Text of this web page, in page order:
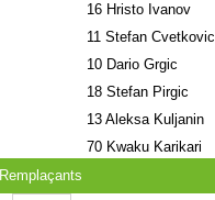
16Hristo Ivanov
11Stefan Cvetkovic
10Dario Grgic
18Stefan Pirgic
13Aleksa Kuljanin
70Kwaku Karikari
Remplaçants